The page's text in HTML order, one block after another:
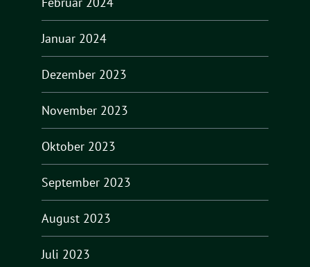
Januar 2024
Dezember 2023
November 2023
Oktober 2023
September 2023
August 2023
Juli 2023